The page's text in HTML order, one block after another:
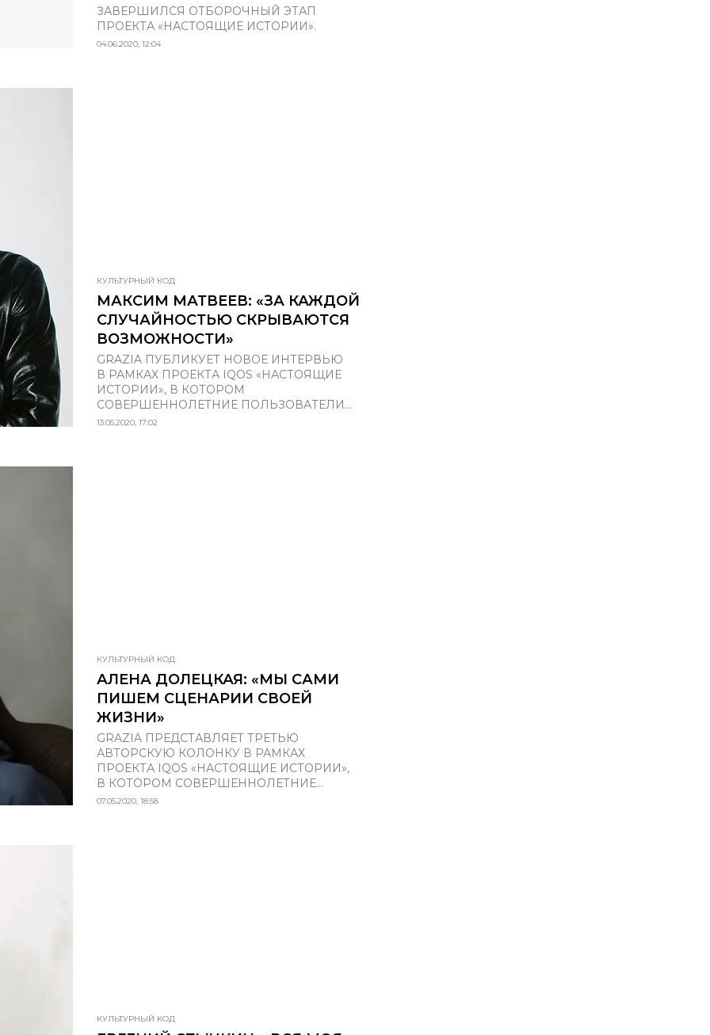
ЗАВЕРШИЛСЯ ОТБОРОЧНЫЙ ЭТАП
ПРОЕКТА «НАСТОЯЩИЕ ИСТОРИИ».
04.06.2020, 12:04
КУЛЬТУРНЫЙ КОД
МАКСИМ МАТВЕЕВ: «ЗА КАЖДОЙ
СЛУЧАЙНОСТЬЮ СКРЫВАЮТСЯ
ВОЗМОЖНОСТИ»
GRAZIA ПУБЛИКУЕТ НОВОЕ ИНТЕРВЬЮ
В РАМКАХ ПРОЕКТА IQOS «НАСТОЯЩИЕ
ИСТОРИИ», В КОТОРОМ
СОВЕРШЕННОЛЕТНИЕ ПОЛЬЗОВАТЕЛИ...
13.05.2020, 17:02
КУЛЬТУРНЫЙ КОД
АЛЕНА ДОЛЕЦКАЯ: «МЫ САМИ
ПИШЕМ СЦЕНАРИИ СВОЕЙ
ЖИЗНИ»
GRAZIA ПРЕДСТАВЛЯЕТ ТРЕТЬЮ
АВТОРСКУЮ КОЛОНКУ В РАМКАХ
ПРОЕКТА IQOS «НАСТОЯЩИЕ ИСТОРИИ»,
В КОТОРОМ СОВЕРШЕННОЛЕТНИЕ...
07.05.2020, 18:58
КУЛЬТУРНЫЙ КОД